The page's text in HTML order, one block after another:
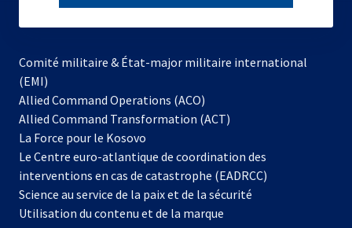
Comité militaire & État-major militaire international
(EMI)
Allied Command Operations (ACO)
dans
nouvel
onglet
Allied Command Transformation (ACT)
La Force pour le Kosovo
dans
un
nouvel
onglet
Le Centre euro-atlantique de coordination des
interventions en cas de catastrophe (EADRCC)
Science au service de la paix et de la sécurité
Utilisation du contenu et de la marque